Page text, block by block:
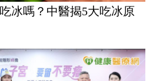
冰嗎？中醫揭5大吃冰原